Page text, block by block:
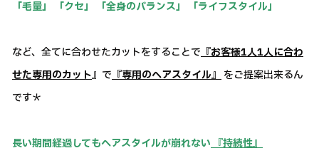
「毛量」 「クセ」 「全身のバランス」 「ライフスタイル」
など、全てに合わせたカットをすることで『お客様1人1人に合わ
せた専用のカット』で『専用のヘアスタイル』をご提案出来るん
です＊
長い期間経過してもヘアスタイルが崩れない『持続性』